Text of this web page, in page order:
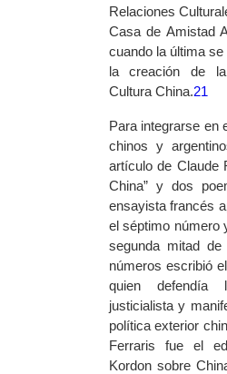
Relaciones
Casa de Amistad
cuando la última
la creación de
Cultura China.21
Para integrarse en
chinos y
artículo de Claude
China” y dos
ensayista francés
el séptimo número
segunda mitad
números escribió
quien defendía
justicialista y
política exterior
Ferraris fue el
Kordon sobre